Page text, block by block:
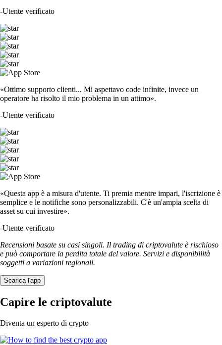
-Utente verificato
«Ottimo supporto clienti... Mi aspettavo code infinite, invece un
operatore ha risolto il mio problema in un attimo».
-Utente verificato
«Questa app è a misura d'utente. Ti premia mentre impari, l'iscrizione è
semplice e le notifiche sono personalizzabili. C'è un'ampia scelta di
asset su cui investire».
-Utente verificato
Recensioni basate su casi singoli. Il trading di criptovalute è rischioso
e può comportare la perdita totale del valore. Servizi e disponibilità
soggetti a variazioni regionali.
Scarica l'app
Capire le criptovalute
Diventa un esperto di crypto